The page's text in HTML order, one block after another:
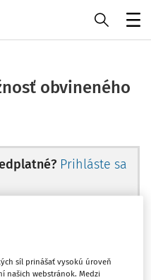
obvineného
Prihláste sa
prečítali len
síl prinášať vysokú úroveň
našich webstránok. Medzi